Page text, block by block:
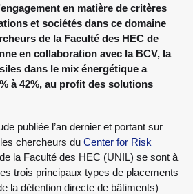
en matière de critères
et sociétés dans ce domaine
de la Faculté des HEC de
en collaboration avec la BCV, la
dans le mix énergétique a
à 42%, au profit des solutions
publiée l’an dernier et portant sur
chercheurs du Center for Risk
de la Faculté des HEC (UNIL) se sont à
trois principaux types de placements
la détention directe de bâtiments)